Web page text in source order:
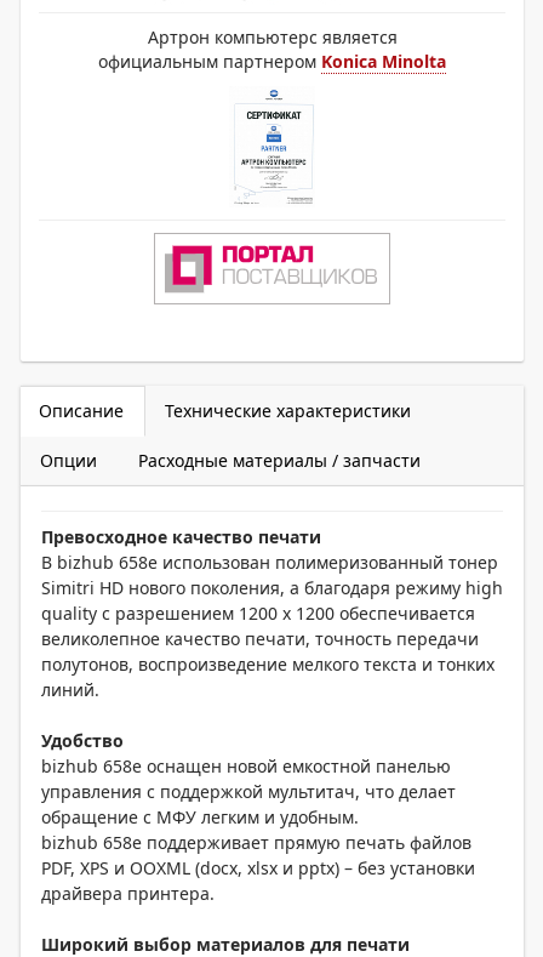
Артрон компьютерс является
официальным партнером Konica Minolta
Описание Технические характеристики
Опции Расходные материалы / запчасти
Превосходное качество печати
В bizhub 658e использован полимеризованный тонер
Simitri HD нового поколения, а благодаря режиму high
quality с разрешением 1200 х 1200 обеспечивается
великолепное качество печати, точность передачи
полутонов, воспроизведение мелкого текста и тонких
линий.
Удобство
bizhub 658e оснащен новой емкостной панелью
управления с поддержкой мультитач, что делает
обращение с МФУ легким и удобным.
bizhub 658e поддерживает прямую печать файлов
PDF, XPS и OOXML (docx, xlsx и pptx) – без установки
драйвера принтера.
Широкий выбор материалов для печати